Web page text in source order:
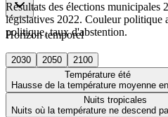
Horizon temporel
2030 2050
2100
Température été
Hausse de la température moyenne
Nuits tropicales
Nuits où la température ne descend
Résultats des élections municipales
législatives 2022. Couleur politique
politique, taux d'abstention.